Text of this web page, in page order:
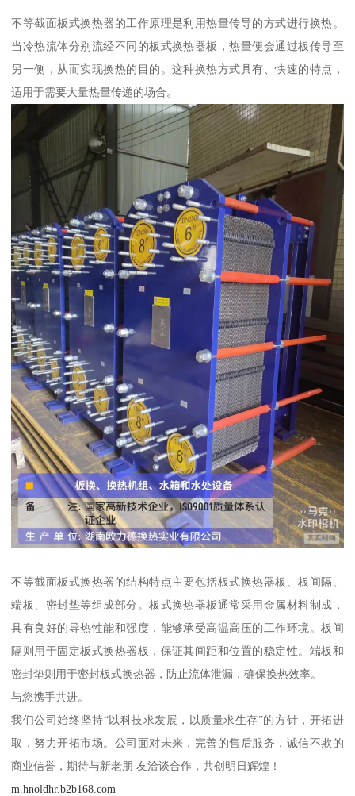
不等截面板式换热器的工作原理是利用热量传导的方式进行换热。
当冷热流体分别流经不同的板式换热器板，热量便会通过板传导至
另一侧，从而实现换热的目的。这种换热方式具有、快速的特点，
适用于需要大量热量传递的场合。
不等截面板式换热器的结构特点主要包括板式换热器板、板间隔、
端板、密封垫等组成部分。板式换热器板通常采用金属材料制成，
具有良好的导热性能和强度，能够承受高温高压的工作环境。板间
隔则用于固定板式换热器板，保证其间距和位置的稳定性。端板和
密封垫则用于密封板式换热器，防止流体泄漏，确保换热效率。
与您携手共进。
我们公司始终坚持“以科技求发展，以质量求生存”的方针，开拓进
取，努力开拓市场。公司面对未来，完善的售后服务，诚信不欺的
商业信誉，期待与新老朋 友洽谈合作，共创明日辉煌！
m.hnoldhr.b2b168.com